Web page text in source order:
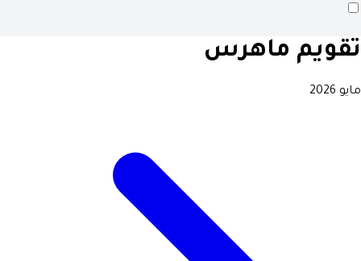
تقويم ماهرس
مايو 2026